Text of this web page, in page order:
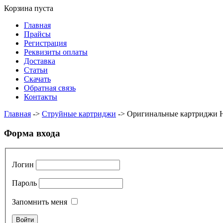
Корзина пуста
Главная
Прайсы
Регистрация
Реквизиты оплаты
Доставка
Статьи
Скачать
Обратная связь
Контакты
Главная -> Струйные картриджи -> Оригинальные картриджи
Форма входа
Логин
Пароль
Запомнить меня